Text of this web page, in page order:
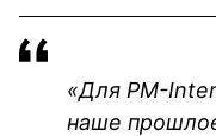
«Для PM-
наше